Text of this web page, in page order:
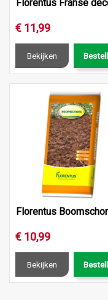
€ 11,99
Bekijken
€ 10,99
Bekijken